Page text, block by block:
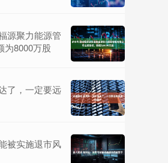
源聚力能源管
为8000万股
了，一定要远
被实施退市风